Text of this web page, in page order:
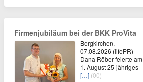
Firmenjubiläum bei der BKK ProVita
Bergkirchen,
07.08.2026 (lifePR) -
Dana Röber feierte am
1. August 25-jähriges
[…] (00)